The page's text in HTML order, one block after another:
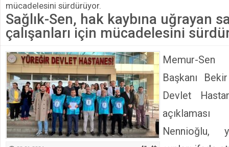
HDP İL BİNASININ ÖNÜNDE ANNELER TARİH
CEYHAN TİCARET ODASI
Hainler emellerine asla erişemeyecekler
BÖLGEMİZ ÇUKUROVA’DA 2019 YILI PAMUK
İyi Parti Yüreğir İlçe Başkanı Enis Akyürek
Kimyasallardan Koruma Derneği Başkanı Cennet Çelik
mücadelesini sürdürüyor.
Sağlık-Sen, hak kaybına uğrayan
çalışanları için mücadelesini
Memur-Sen
Başkanı
Devlet
Nennioğlu,